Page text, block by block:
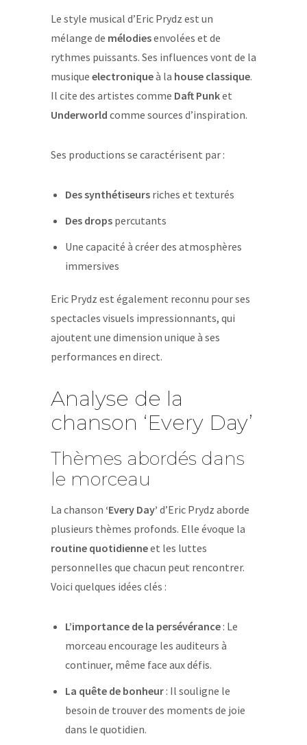
Le style musical d’Eric Prydz est un
mélange de mélodiesenvolées et de
rythmes puissants. Ses influences vont de la
musique electroniqueà la house classique.
Il cite des artistes comme Daft Punket
Underworld comme sources d’inspiration.
Ses productions se caractérisent par :
Des synthétiseursriches et texturés
Des dropspercutants
Une capacité à créer des atmosphères
immersives
Eric Prydz est également reconnu pour ses
spectacles visuels impressionnants, qui
ajoutent une dimension unique à ses
performances en direct.
Analyse de la
chanson ‘Every Day’
Thèmes abordés dans
le morceau
La chanson ‘Every Day’ d’Eric Prydz aborde
plusieurs thèmes profonds. Elle évoque la
routine quotidienneet les luttes
personnelles que chacun peut rencontrer.
Voici quelques idées clés :
L’importance de la persévérance: Le
morceau encourage les auditeurs à
continuer, même face aux défis.
La quête de bonheur: Il souligne le
besoin de trouver des moments de joie
dans le quotidien.